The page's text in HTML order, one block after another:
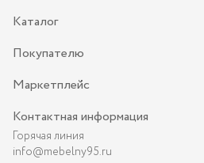
Каталог
Покупателю
Маркетплейс
Контактная информация
Горячая линия
info@mebelny95.ru